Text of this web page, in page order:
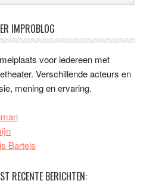
IMPROBLOG
voor iedereen met
Verschillende acteurs en
mening en ervaring.
Bartels
RECENTE BERICHTEN: